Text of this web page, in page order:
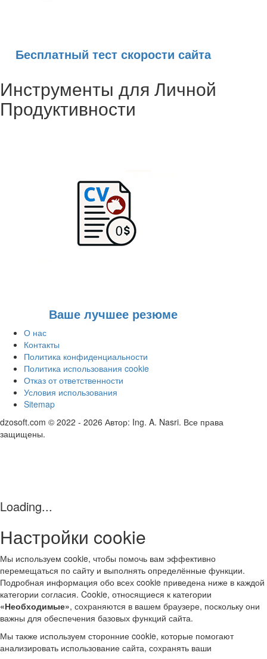
Бесплатный тест скорости сайта
Инструменты для Личной
Продуктивности
Ваше лучшее резюме
О нас
Контакты
Политика конфиденциальности
Политика использования cookie
Отказ от ответственности
Условия использования
Sitemap
dzosoft.com © 2022 - 2026 Автор: Ing. A. Nasri. Все права
защищены.
Loading...
Настройки cookie
Мы используем cookie, чтобы помочь вам эффективно
перемещаться по сайту и выполнять определённые функции.
Подробная информация обо всех cookie приведена ниже в каждой
категории согласия. Cookie, относящиеся к категории
«Необходимые», сохраняются в вашем браузере, поскольку они
важны для обеспечения базовых функций сайта.
Мы также используем сторонние cookie, которые помогают
анализировать использование сайта, сохранять ваши